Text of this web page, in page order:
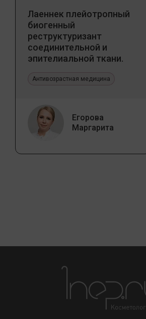
Лаеннек плейотропный
биогенный
реструктуризант
соединительной и
эпителиальной ткани.
эстетической медицине
Антивозрастная медицина
Егорова
Маргарита